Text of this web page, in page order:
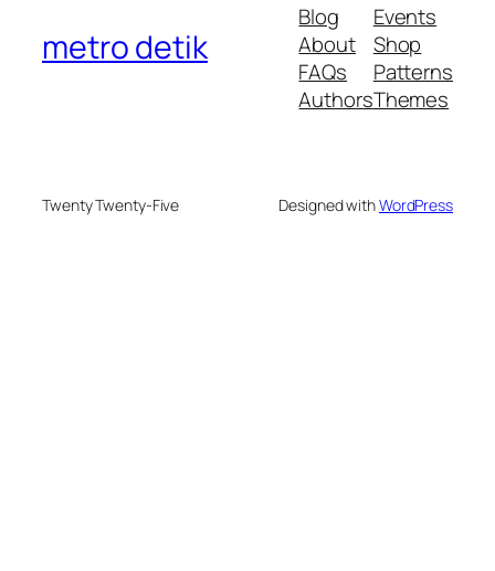
metro detik
Blog
About
FAQs
Authors
Events
Shop
Patterns
Themes
Twenty Twenty-Five Designed withWordPress